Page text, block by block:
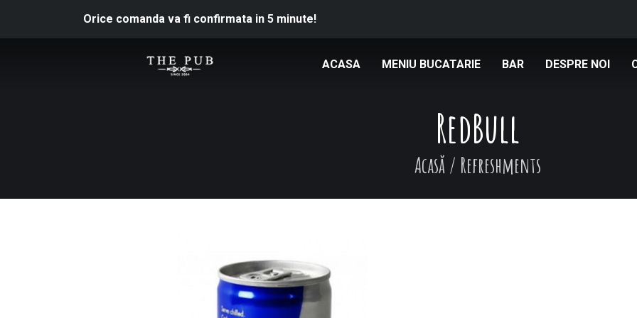
Orice comanda va fi confirmata in 5 minute!
ACASA MENIU BUCATARIE BAR DESPRE NOI
RedBull
Acasă / Refreshments